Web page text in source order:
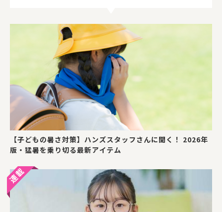
【子どもの暑さ対策】ハンズスタッフさんに聞く！ 2026年
版・猛暑を乗り切る最新アイテム